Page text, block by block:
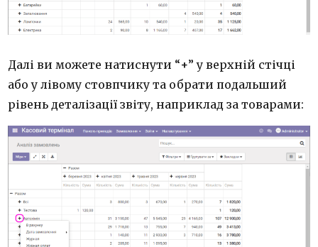
Далі ви можете натиснути “+” у верхній стічці
або у лівому стовпчику та обрати подальший
рівень деталізації звіту, наприклад за товарами: